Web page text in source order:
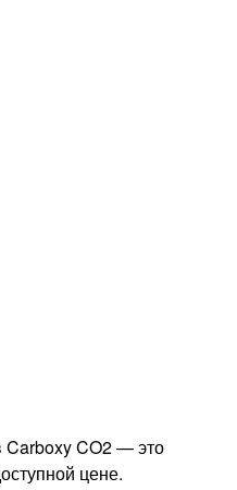
Carboxy CO2 — это
цене.